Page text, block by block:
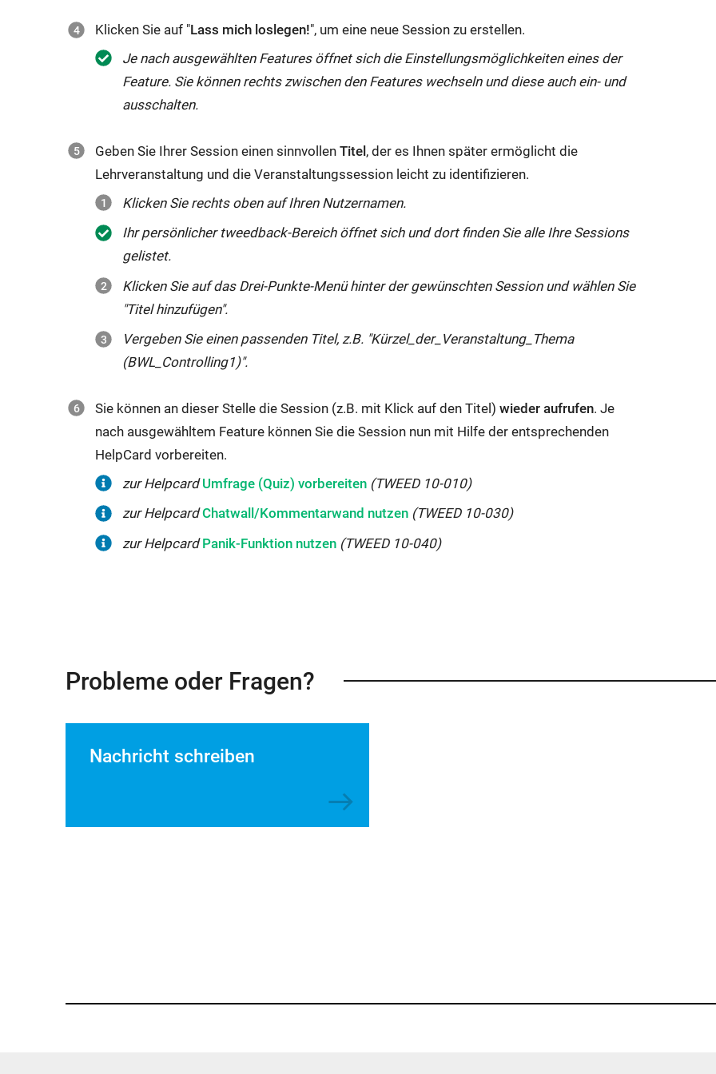
anderen
Studierenden
„geliked“
werden.
Chatwall-
Funktion
ermöglicht
zum
Beispiel
digitalen
Fragespeicher
bzw.
kann
gezielte
Online-
Diskussionen
genutzt
Feedback
Sofortauswertung
nutzen.
Dabei
sowohl
Wissensfragen
(z.B.
Welche
Merkmale
als
auch
(z.B.
Berechnen
Sie
XY)
abgebildet
Klicken Sie auf "Lass mich loslegen!", um eine neueSessionzu erstellen.
Je nach ausgewählten Features öffnet sich die Einstellungsmöglichkeiten eines der
Feature. Sie können rechts zwischen den Features wechseln und diese auch ein- und
ausschalten.
Geben Sie IhrerSessioneinen sinnvollenTitel, der es Ihnen später ermöglicht die
Lehrveranstaltung und die Veranstaltungssession leicht zu identifizieren.
Klicken Sie rechts oben auf Ihren Nutzernamen.
Ihr persönlicher tweedback-Bereich öffnet sich und dort finden Sie alle Ihre Sessions
gelistet.
Klicken Sie auf das Drei-Punkte-Menü hinter der gewünschten Session und wählen Sie
"Titel hinzufügen".
Vergeben Sie einen passenden Titel, z.B. "Kürzel_der_Veranstaltung_Thema
(BWL_Controlling1)".
Sie können an dieser Stelle dieSession (z.B. mit Klick auf den Titel) wieder aufrufen. Je
nach ausgewähltem Feature können Sie die Session nun mit Hilfe der entsprechenden
HelpCard vorbereiten.
zur HelpcardInterner
Link
sich
Umfrage (Quiz) vorbereiten (TWEED 10-010)
zur HelpcardInterner
Link
Chatwall/Kommentarwand nutzen (TWEED 10-030)
zur HelpcardInterner
Fenster:
Panik-Funktion nutzen (TWEED 10-040)
Probleme oder Fragen?
Nachricht schreiben